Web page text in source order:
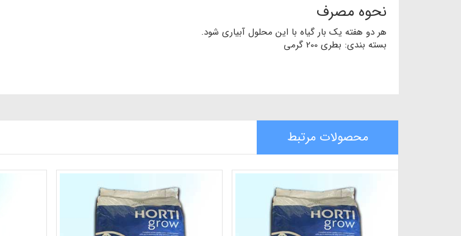
نحوه مصرف
هر دو هفته یک بار گیاه با این محلول آبیاری شود.
بسته بندی: بطری 200 گرمی
محصولات مرتبط